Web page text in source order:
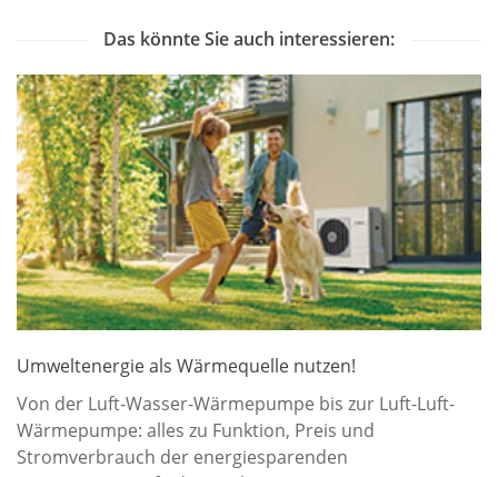
Das könnte Sie auch interessieren:
Umweltenergie als Wärmequelle nutzen!
Von der Luft-Wasser-Wärmepumpe bis zur Luft-Luft-
Wärmepumpe: alles zu Funktion, Preis und
Stromverbrauch der energiesparenden